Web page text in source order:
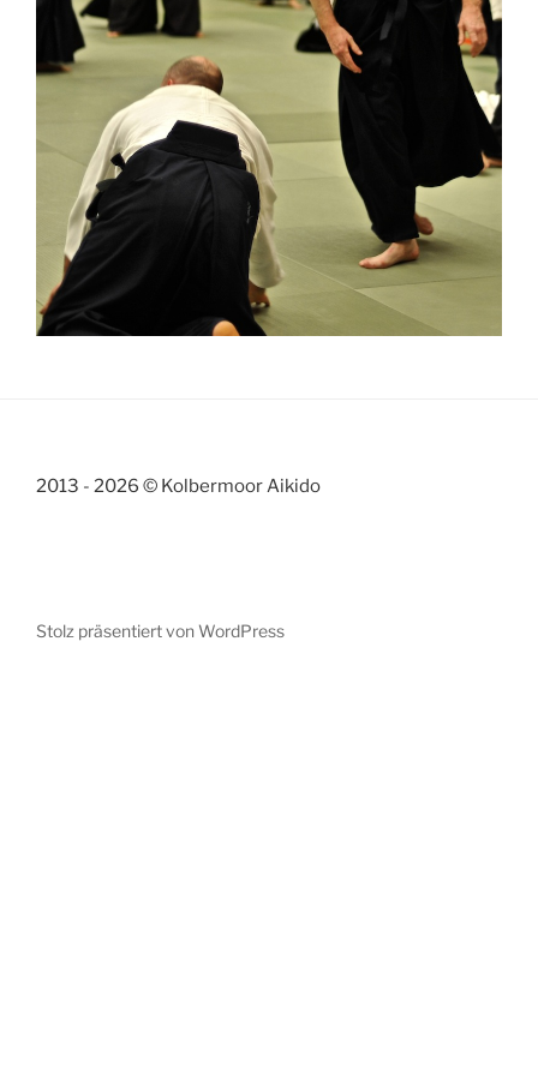
2013 - 2026 © Kolbermoor Aikido
Stolz präsentiert von WordPress